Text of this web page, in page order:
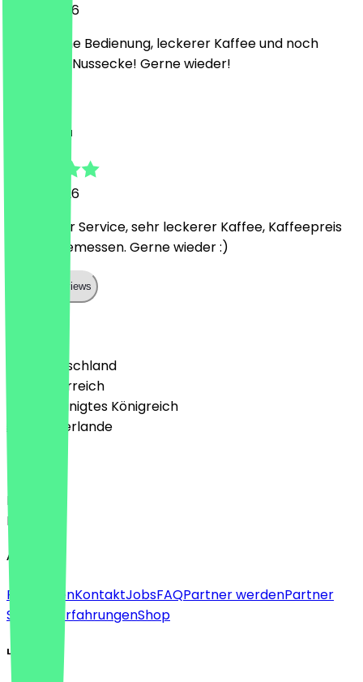
11. Juni 2026
Freundliche Bedienung, leckerer Kaffee und noch
leckerere Nussecke! Gerne wieder!
Freya Luisa
11. Juni 2026
Sehr lieber Service, sehr leckerer Kaffee, Kaffeepreis
auch angemessen. Gerne wieder :)
Show all reviews
🇩🇪 Deutschland
🇦🇹 Österreich
🇬🇧 Vereinigtes Königreich
🇳🇱 Niederlande
Sprache
Deutsch
English
About
Für FirmenKontaktJobsFAQPartner werdenPartner
Support
ErfahrungenShop
Legal